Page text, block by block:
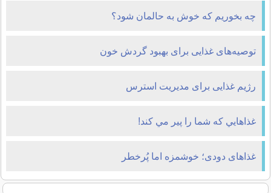
چه بخوریم که خوش به حالمان شود؟
توصیه‌های غذایی برای بهبود گردش خون
رژیم غذایی برای مدیریت استرس
غذاهايي كه شما را پير مي كند!
غذاهای دودی؛ خوشمزه اما پُرخطر